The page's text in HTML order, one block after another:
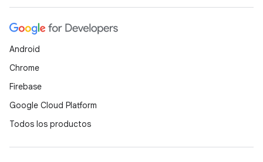
Android
Chrome
Firebase
Google Cloud Platform
Todos los productos